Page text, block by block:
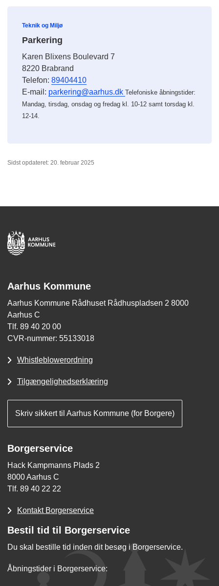
Teknik og Miljø
Parkering
Karen Blixens Boulevard 7
8220 Brabrand
Telefon: 89404410
E-mail: parkering@aarhus.dk Telefoniske åbningstider:
Mandag, tirsdag, onsdag og fredag kl. 10-12 samt torsdag kl.
12-14.
Sidst opdateret: 20. februar 2025
Aarhus Kommune
Aarhus Kommune Rådhuset Rådhuspladsen 2 8000
Aarhus C
Tlf. 89 40 20 00
CVR-nummer: 55133018
Whistleblowerordning
Tilgængelighedserklæring
Skriv sikkert til Aarhus Kommune (for Borgere)
Borgerservice
Hack Kampmanns Plads 2
8000 Aarhus C
Tlf. 89 40 22 22
Kontakt Borgerservice
Bestil tid til Borgerservice
Du skal bestille tid inden dit besøg i Borgerservice.
Åbningstider i Borgerservice: